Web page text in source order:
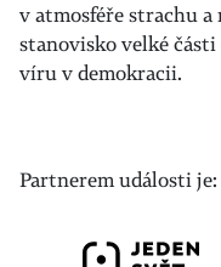
v atmosféře strachu
stanovisko velké
víru v demokracii.
Partnerem události je: